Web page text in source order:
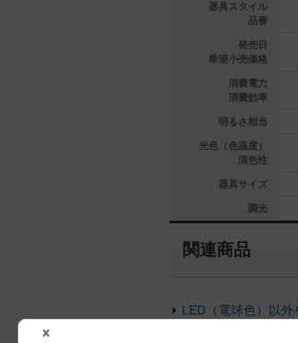
器具スタイル
品番
発売日
希望小売価格
消費電力
消費効率
明るさ相当
光色（色温度）
演色性
器具サイズ
調光
ブラケット
円(税抜)
4.9
44.8
白熱電球60形1灯器具相当
昼白色（5000K）
149×110
関連商品
LED（電球色）以外